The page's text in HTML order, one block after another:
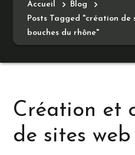
Accueil
Blog
Posts Tagged "création
bouches du rhône"
Création et
de sites